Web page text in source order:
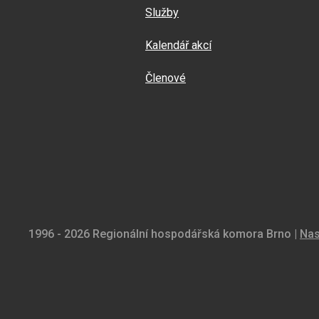
Služby
Kalendář akcí
Členové
1996 - 2026 Regionální hospodářská komora Brno |